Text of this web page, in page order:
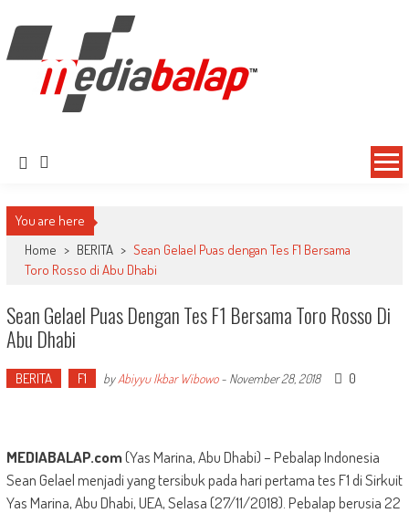
You are here
Home > BERITA > Sean Gelael Puas dengan Tes F1 Bersama
Toro Rosso di Abu Dhabi
Sean Gelael Puas Dengan Tes F1 Bersama Toro Rosso Di
Abu Dhabi
BERITA F1 byAbiyyu Ikbar Wibowo- November 28, 2018 0
MEDIABALAP.com(Yas Marina, Abu Dhabi) – Pebalap Indonesia
Sean Gelael menjadi yang tersibuk pada hari pertama tes F1 di Sirkuit
Yas Marina, Abu Dhabi, UEA, Selasa (27/11/2018). Pebalap berusia 22